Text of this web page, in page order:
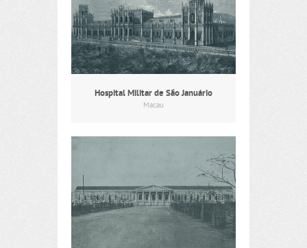
Hospital Militar de São Januário
Macau